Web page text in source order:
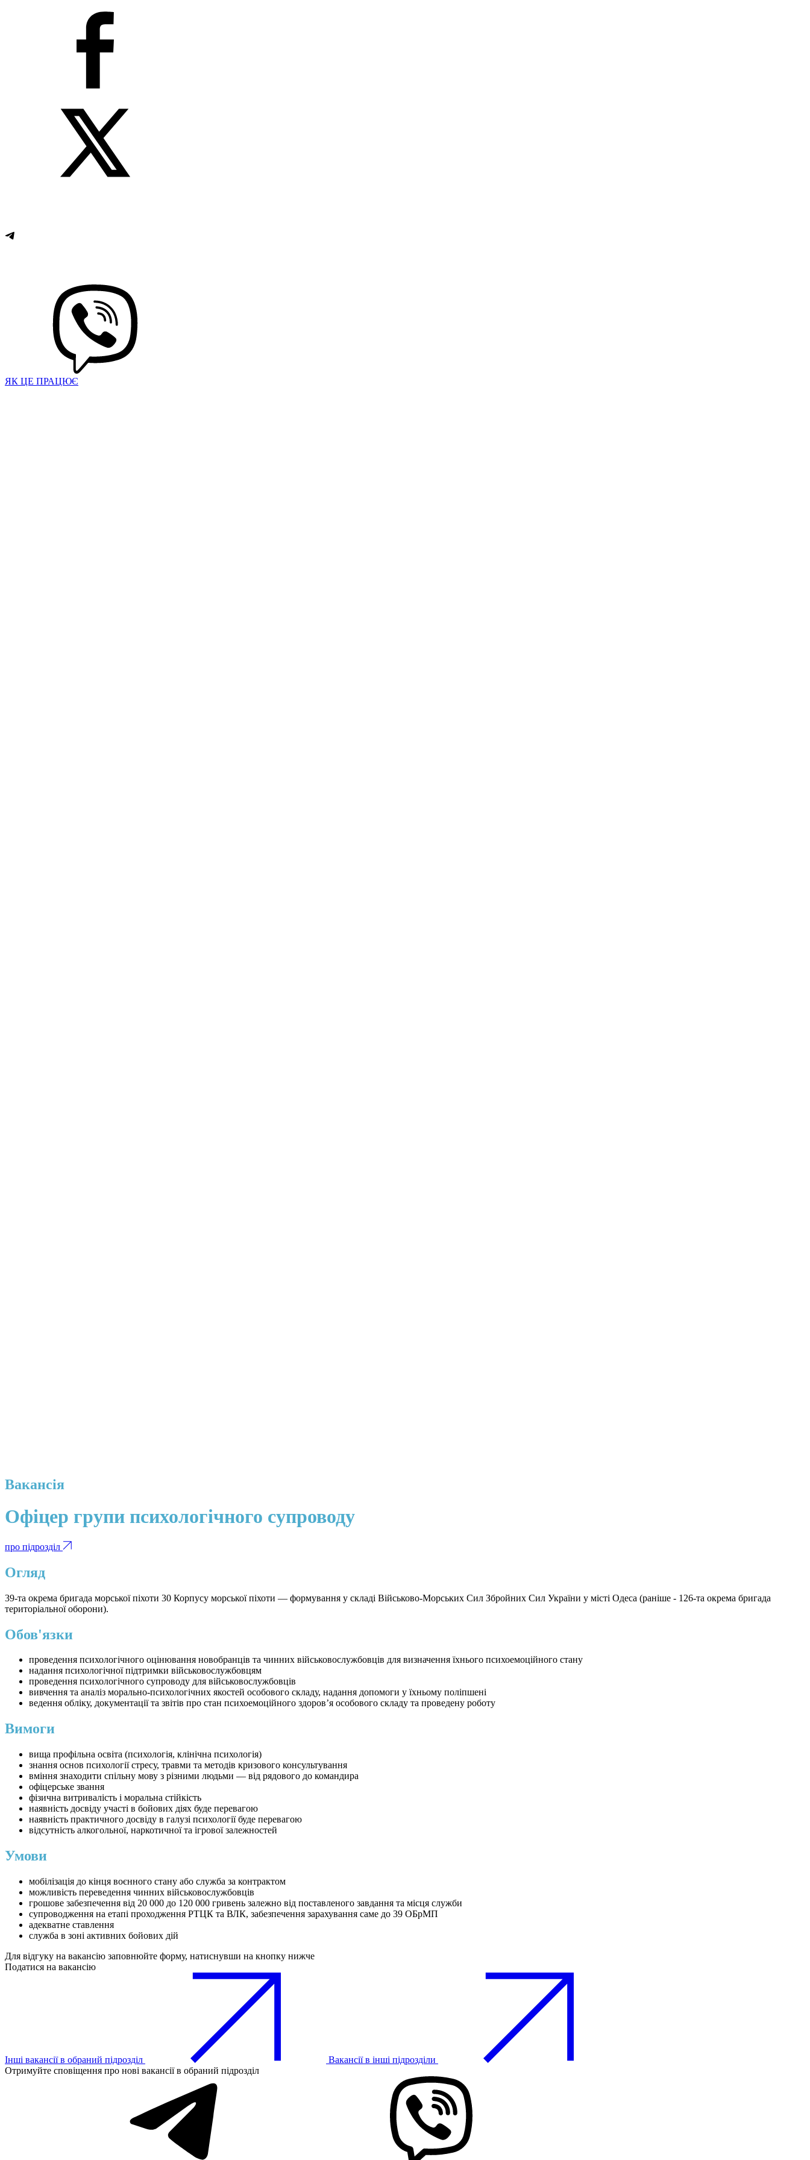
ЯК ЦЕ ПРАЦЮЄ
Вакансія
Офіцер групи психологічного супроводу
про підрозділ
Огляд
39-та окрема бригада морської піхоти 30 Корпусу морської піхоти — формування у складі Військово-Морських Сил Збройних Сил України у місті Одеса (раніше - 126-та окрема бригада
територіальної оборони).
Обов'язки
проведення психологічного оцінювання новобранців та чинних військовослужбовців для визначення їхнього психоемоційного стану
надання психологічної підтримки військовослужбовцям
проведення психологічного супроводу для військовослужбовців
вивчення та аналіз морально-психологічних якостей особового складу, надання допомоги у їхньому поліпшені
ведення обліку, документації та звітів про стан психоемоційного здоров’я особового складу та проведену роботу
Вимоги
вища профільна освіта (психологія, клінічна психологія)
знання основ психології стресу, травми та методів кризового консультування
вміння знаходити спільну мову з різними людьми — від рядового до командира
офіцерське звання
фізична витривалість і моральна стійкість
наявність досвіду участі в бойових діях буде перевагою
наявність практичного досвіду в галузі психології буде перевагою
відсутність алкогольної, наркотичної та ігрової залежностей
Умови
мобілізація до кінця воєнного стану або служба за контрактом
можливість переведення чинних військовослужбовців
грошове забезпечення від 20 000 до 120 000 гривень залежно від поставленого завдання та місця служби
супроводження на етапі проходження РТЦК та ВЛК, забезпечення зарахування саме до 39 ОБрМП
адекватне ставлення
служба в зоні активних бойових дій
Для відгуку на вакансію заповнюйте форму, натиснувши на кнопку нижче
Податися на вакансію
Інші вакансії в обраний підрозділ
Вакансії в інші підрозділи
Отримуйте сповіщення про нові вакансії в обраний підрозділ